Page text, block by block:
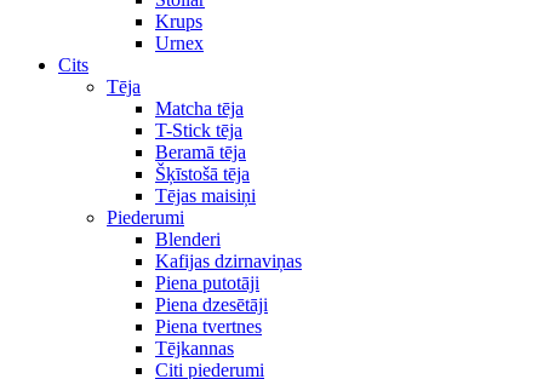
Krups
Urnex
Cits
Tēja
Matcha tēja
T-Stick tēja
Beramā tēja
Šķīstošā tēja
Tējas maisiņi
Piederumi
Blenderi
Kafijas dzirnaviņas
Piena putotāji
Piena dzesētāji
Piena tvertnes
Tējkannas
Citi piederumi